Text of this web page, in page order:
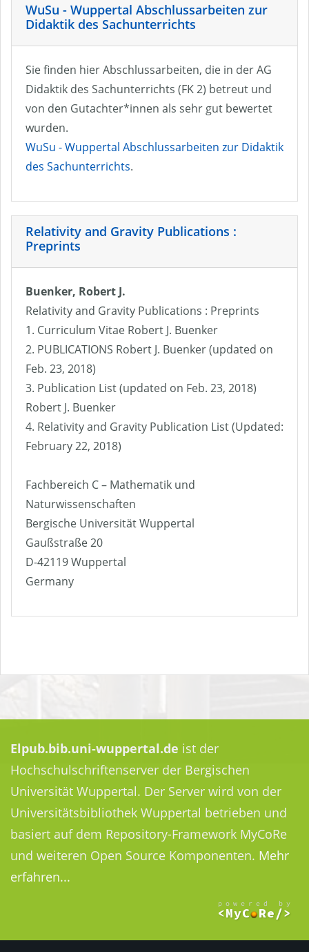
WuSu - Wuppertal Abschlussarbeiten zur
Didaktik des Sachunterrichts
Sie finden hier Abschlussarbeiten, die in der AG
Didaktik des Sachunterrichts (FK 2) betreut und
von den Gutachter*innen als sehr gut bewertet
wurden.
WuSu - Wuppertal Abschlussarbeiten zur Didaktik
des Sachunterrichts.
Relativity and Gravity Publications :
Preprints
Buenker, Robert J.
Relativity and Gravity Publications : Preprints
1. Curriculum Vitae Robert J. Buenker
2. PUBLICATIONS Robert J. Buenker (updated on
Feb. 23, 2018)
3. Publication List (updated on Feb. 23, 2018)
Robert J. Buenker
4. Relativity and Gravity Publication List (Updated:
February 22, 2018)
Fachbereich C – Mathematik und
Naturwissenschaften
Bergische Universität Wuppertal
Gaußstraße 20
D-42119 Wuppertal
Germany
Elpub.bib.uni-wuppertal.de ist der
Hochschulschriftenserver der Bergischen
Universität Wuppertal. Der Server wird von der
Universitätsbibliothek Wuppertal betrieben und
basiert auf dem Repository-Framework MyCoRe
und weiteren Open Source Komponenten. Mehr
erfahren...